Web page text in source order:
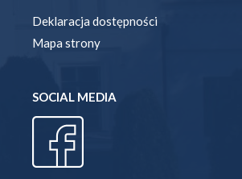
Deklaracja dostępności
Mapa strony
SOCIAL MEDIA